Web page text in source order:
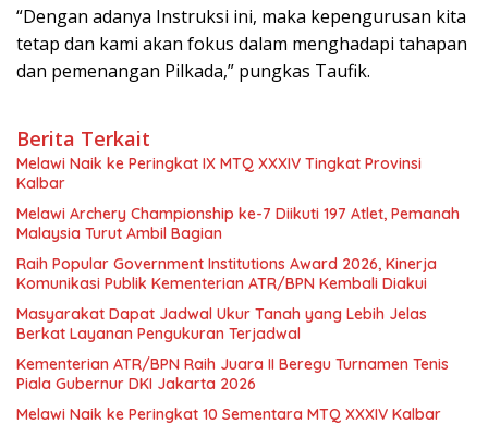
“Dengan adanya Instruksi ini, maka kepengurusan kita
tetap dan kami akan fokus dalam menghadapi tahapan
dan pemenangan Pilkada,” pungkas Taufik.
Berita Terkait
Melawi Naik ke Peringkat IX MTQ XXXIV Tingkat Provinsi
Kalbar
Melawi Archery Championship ke-7 Diikuti 197 Atlet, Pemanah
Malaysia Turut Ambil Bagian
Raih Popular Government Institutions Award 2026, Kinerja
Komunikasi Publik Kementerian ATR/BPN Kembali Diakui
Masyarakat Dapat Jadwal Ukur Tanah yang Lebih Jelas
Berkat Layanan Pengukuran Terjadwal
Kementerian ATR/BPN Raih Juara II Beregu Turnamen Tenis
Piala Gubernur DKI Jakarta 2026
Melawi Naik ke Peringkat 10 Sementara MTQ XXXIV Kalbar